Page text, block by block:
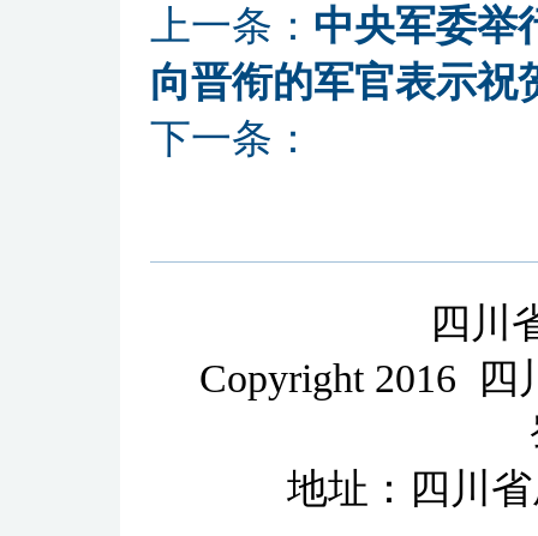
上一条： 中央军委举
向晋衔的军官表示祝
下一条：
四川
Copyright 2016 四
地址：四川省